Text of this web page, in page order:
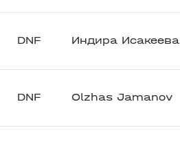
DNF Индира Исакеева
DNF Olzhas Jamanov